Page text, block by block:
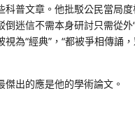
科普文章。他批駁公民當局
倒迷信不需本身研討只需從外
為“經典”，“都被爭相傳誦，
出的應是他的學術論文。